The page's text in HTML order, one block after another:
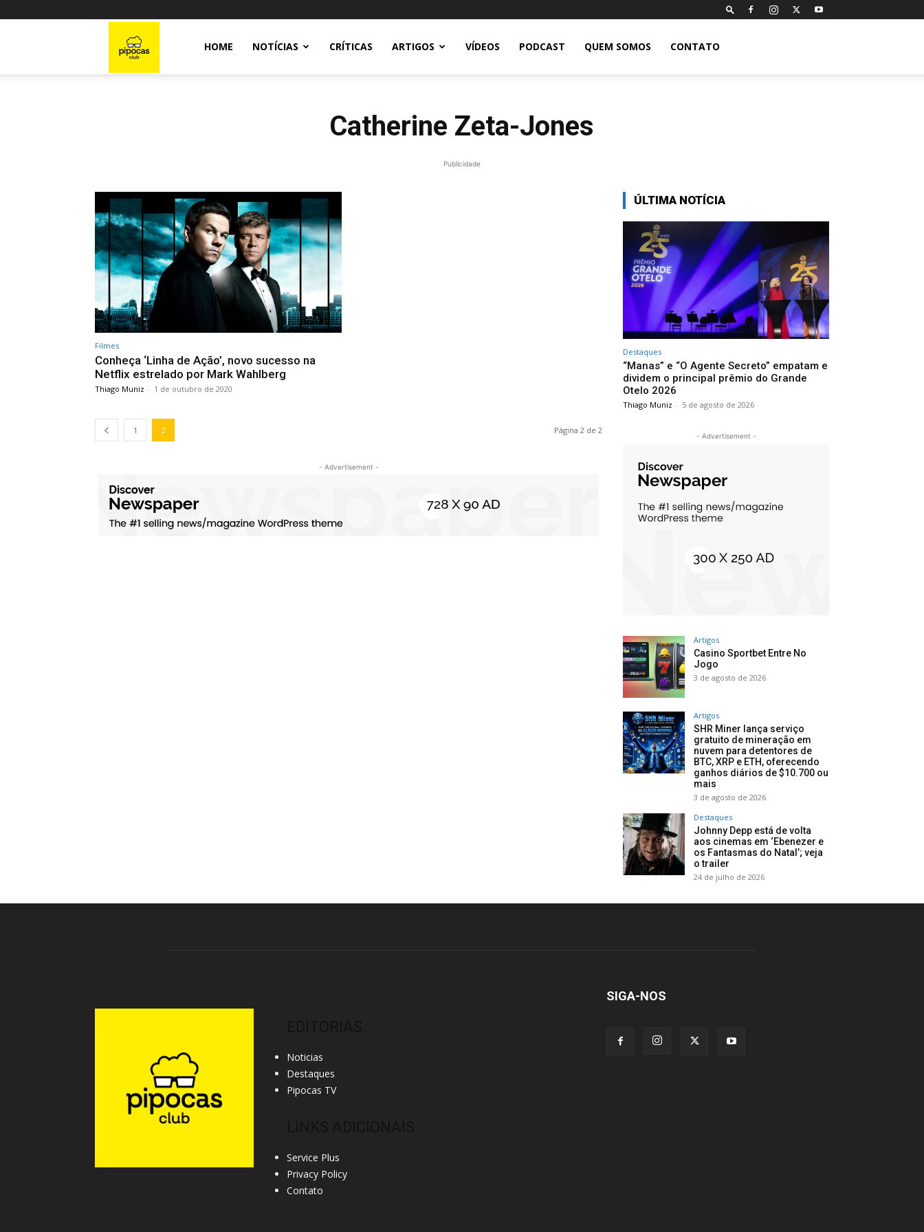
HOME NOTÍCIAS CRÍTICAS ARTIGOS VÍDEOS PODCAST QUEM SOMOS CONTATO
Catherine Zeta-Jones
Publicidade
Filmes
Conheça ‘Linha de Ação’, novo sucesso na
Netflix estrelado por Mark Wahlberg
Thiago Muniz - 1 de outubro de 2020
1 2 Página 2 de 2
- Advertisement -
ÚLTIMA NOTÍCIA
Destaques
“Manas” e “O Agente Secreto” empatam e
dividem o principal prêmio do Grande
Otelo 2026
Thiago Muniz - 5 de agosto de 2026
- Advertisement -
Artigos
Casino Sportbet Entre No
Jogo
3 de agosto de 2026
Artigos
SHR Miner lança serviço
gratuito de mineração em
nuvem para detentores de
BTC, XRP e ETH, oferecendo
ganhos diários de $10.700 ou
mais
3 de agosto de 2026
Destaques
Johnny Depp está de volta
aos cinemas em ‘Ebenezer e
os Fantasmas do Natal’; veja
o trailer
24 de julho de 2026
Noticias
Destaques
Pipocas TV
Service Plus
Privacy Policy
Contato
SIGA-NOS